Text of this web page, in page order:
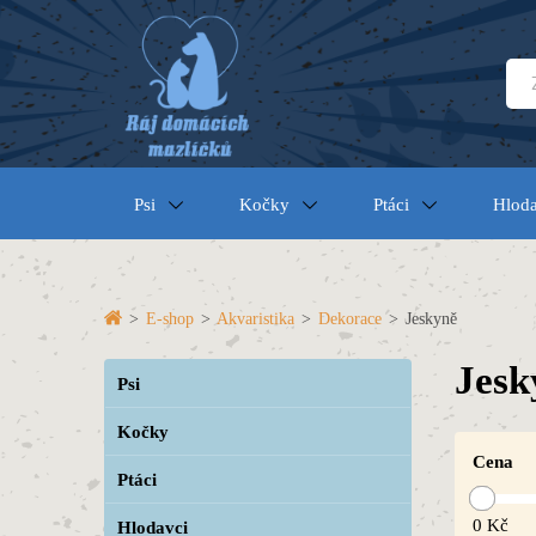
Psi Kočky Ptáci
> E-shop > Akvaristika > Dekorace > Jeskyně
Psi
Kočky
Ptáci
Hlodavci
Cena
0 Kč